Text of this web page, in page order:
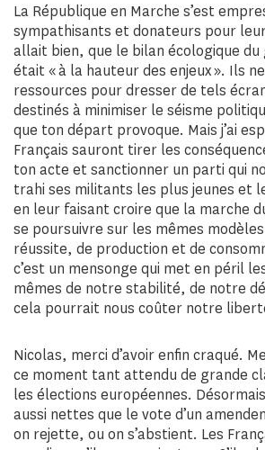
La République en Marche s’est
sympathisants et donateurs pour
allait bien, que le bilan écologique
était « à la hauteur des enjeux ». Ils
ressources pour dresser de tels
destinés à minimiser le séisme
que ton départ provoque. Mais j’ai
Français sauront tirer les
ton acte et sanctionner un parti qui
trahi ses militants les plus jeunes et
en leur faisant croire que la marche
se poursuivre sur les mêmes
réussite, de production et de
c’est un mensonge qui met en péril
mêmes de notre stabilité, de notre
cela pourrait nous coûter notre
Nicolas, merci d’avoir enfin craqué.
ce moment tant attendu de grande
les élections européennes.
aussi nettes que le vote d’un
on rejette, ou on s’abstient. Les